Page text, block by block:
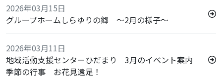
2026年03月15日
グループホームしらゆりの郷 ～2月の様子～
2026年03月11日
地域活動支援センターひだまり 3月のイベント案内
季節の行事 お花見遠足！